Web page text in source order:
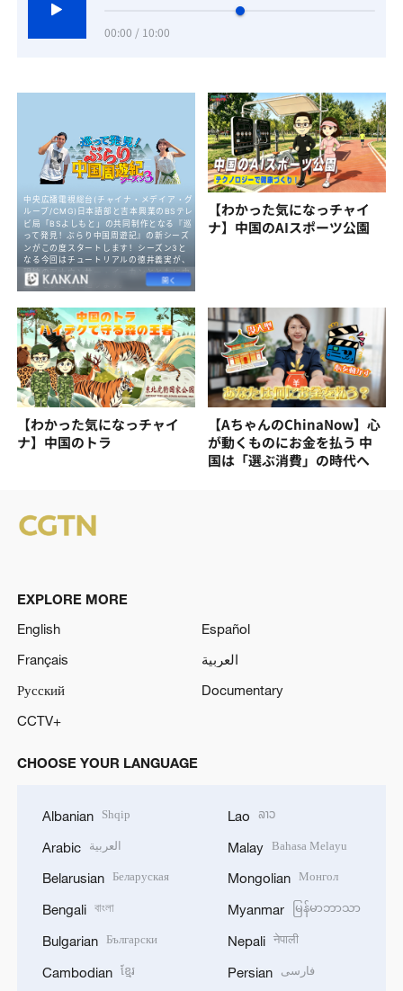
00:00 / 10:00
【わかった気になっチャイ
ナ】中国のAIスポーツ公園
【わかった気になっチャイ
ナ】中国のトラ
【AちゃんのChinaNow】心
が動くものにお金を払う 中
国は「選ぶ消費」の時代へ
EXPLORE MORE
English
Español
Français
العربية
Русский
Documentary
CCTV+
CHOOSE YOUR LANGUAGE
Albanian Shqip
Arabic العربية
Belarusian Беларуская
Bengali বাংলা
Bulgarian Български
Cambodian ខ្មែរ
Lao ລາວ
Malay Bahasa Melayu
Mongolian Монгол
Myanmar မြန်မာဘာသာ
Nepali नेपाली
Persian فارسی